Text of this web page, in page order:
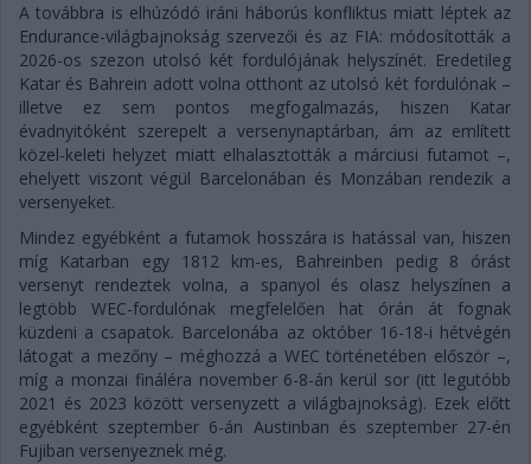
A továbbra is elhúzódó iráni háborús konfliktus miatt léptek az
Endurance-világbajnokság szervezői és az FIA: módosították a
2026-os szezon utolsó két fordulójának helyszínét. Eredetileg
Katar és Bahrein adott volna otthont az utolsó két fordulónak –
illetve ez sem pontos megfogalmazás, hiszen Katar
évadnyitóként szerepelt a versenynaptárban, ám az említett
közel-keleti helyzet miatt elhalasztották a márciusi futamot –,
ehelyett viszont végül Barcelonában és Monzában rendezik a
versenyeket.
Mindez egyébként a futamok hosszára is hatással van, hiszen
míg Katarban egy 1812 km-es, Bahreinben pedig 8 órást
versenyt rendeztek volna, a spanyol és olasz helyszínen a
legtöbb WEC-fordulónak megfelelően hat órán át fognak
küzdeni a csapatok. Barcelonába az október 16-18-i hétvégén
látogat a mezőny – méghozzá a WEC történetében először –,
míg a monzai fináléra november 6-8-án kerül sor (itt legutóbb
2021 és 2023 között versenyzett a világbajnokság). Ezek előtt
egyébként szeptember 6-án Austinban és szeptember 27-én
Fujiban versenyeznek még.